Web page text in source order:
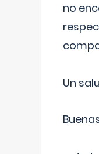
no
Un